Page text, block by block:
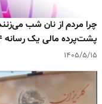
چرا مردم از نان شب
پشت‌پرده مالی یک رسانه ۲۴ ساعته
۱۴۰۵/۵/۱۵